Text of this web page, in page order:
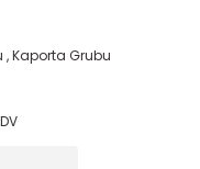
,Kaporta Grubu